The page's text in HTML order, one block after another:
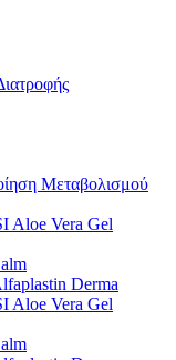
Μεταβολισμού
Aloe Vera Gel
Derma
Aloe Vera Gel